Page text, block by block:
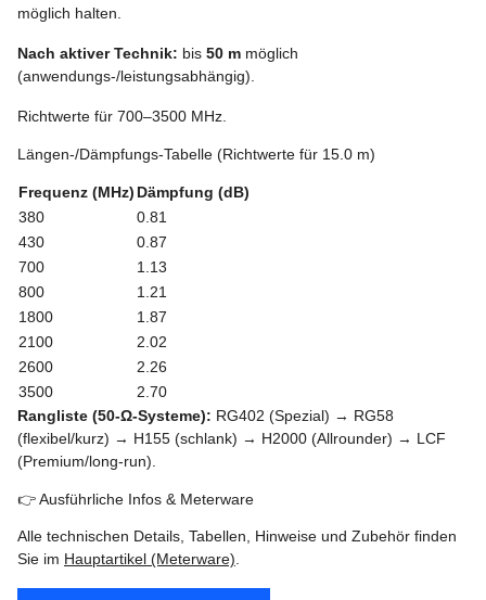
möglich halten.
Nach aktiver Technik: bis 50 m möglich
(anwendungs-/leistungsabhängig).
Richtwerte für 700–3500 MHz.
Längen-/Dämpfungs-Tabelle (Richtwerte für 15.0 m)
Frequenz (MHz) Dämpfung (dB)
380
0.81
430
0.87
700
1.13
800
1.21
1800
1.87
2100
2.02
2600
2.26
3500
2.70
Rangliste (50‑Ω‑Systeme): RG402 (Spezial) → RG58
(flexibel/kurz) → H155 (schlank) → H2000 (Allrounder) → LCF
(Premium/long-run).
👉 Ausführliche Infos & Meterware
Alle technischen Details, Tabellen, Hinweise und Zubehör finden
Sie im Hauptartikel (Meterware)